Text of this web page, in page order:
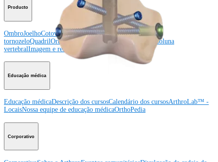
Producto
OmbroJoelhoCotovelo Mão e punhoPé e
tornozeloQuadrilOrtobiológicos Cirurgia cardiotorácica
Coluna
vertebralImagem e ressecção
Educação médica
Educação médicaDescrição dos cursosCalendário dos cursosArthroLab™ -
LocaisNossa equipe de educação médicaOrthoPedia
Corporativo